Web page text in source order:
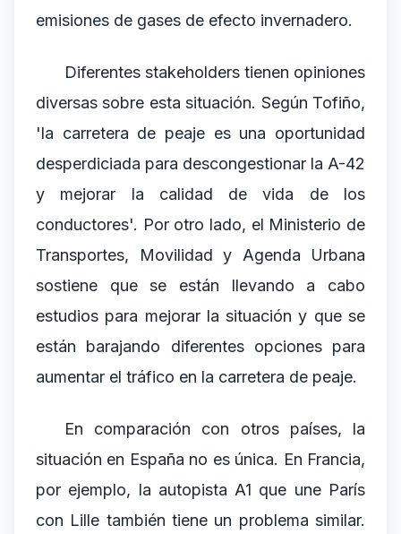
emisiones de gases de efecto invernadero.
Diferentes stakeholders tienen opiniones
diversas sobre esta situación. Según Tofiño,
'la carretera de peaje es una oportunidad
desperdiciada para descongestionar la A-42
y mejorar la calidad de vida de los
conductores'. Por otro lado, el Ministerio de
Transportes, Movilidad y Agenda Urbana
sostiene que se están llevando a cabo
estudios para mejorar la situación y que se
están barajando diferentes opciones para
aumentar el tráfico en la carretera de peaje.
En comparación con otros países, la
situación en España no es única. En Francia,
por ejemplo, la autopista A1 que une París
con Lille también tiene un problema similar.